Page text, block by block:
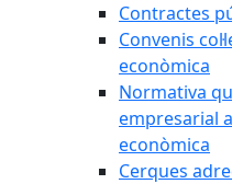
Contractes
Convenis
econòmica
Normativa
empresarial
econòmica
Cerques